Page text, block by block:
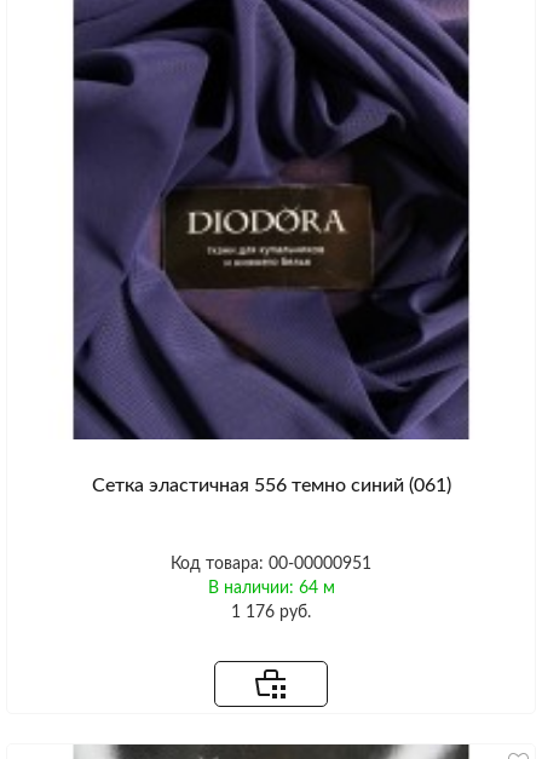
Сетка эластичная 556 темно синий (061)
Код товара: 00-00000951
В наличии: 64 м
1 176 руб.